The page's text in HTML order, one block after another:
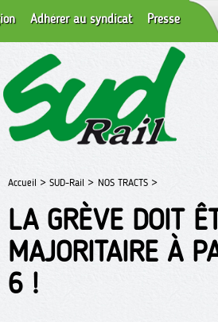
Adhérer au syndicat Presse
Accueil > SUD-Rail > NOS TRACTS >
LA GRÈVE DOIT
MAJORITAIRE À
6 !